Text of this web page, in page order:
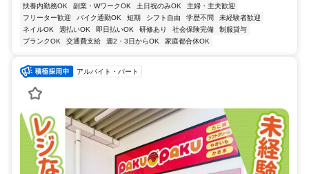
扶養内勤務OK 副業・WワークOK 土日祝のみOK
主婦・主夫歓迎
フリーター歓迎
バイク通勤OK 短期 シフト自由 学歴不問
未経験者歓迎
ネイルOK
週払いOK 即日払いOK 研修あり 社会保険完備
制服貸与
ブランクOK
交通費支給 週2・3日からOK 家庭都合休OK
アルバイト・パート